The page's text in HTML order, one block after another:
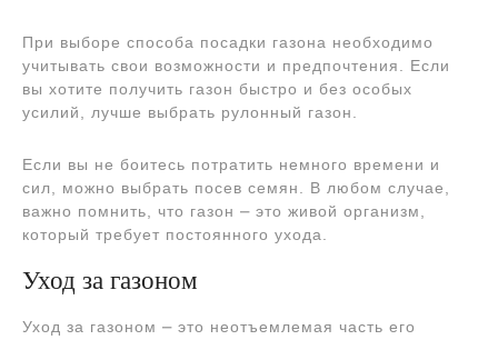
При выборе способа посадки газона необходимо
учитывать свои возможности и предпочтения. Если
вы хотите получить газон быстро и без особых
усилий, лучше выбрать рулонный газон.
Если вы не боитесь потратить немного времени и
сил, можно выбрать посев семян. В любом случае,
важно помнить, что газон ⎼ это живой организм,
который требует постоянного ухода.
Уход за газоном
Уход за газоном ⎼ это неотъемлемая часть его